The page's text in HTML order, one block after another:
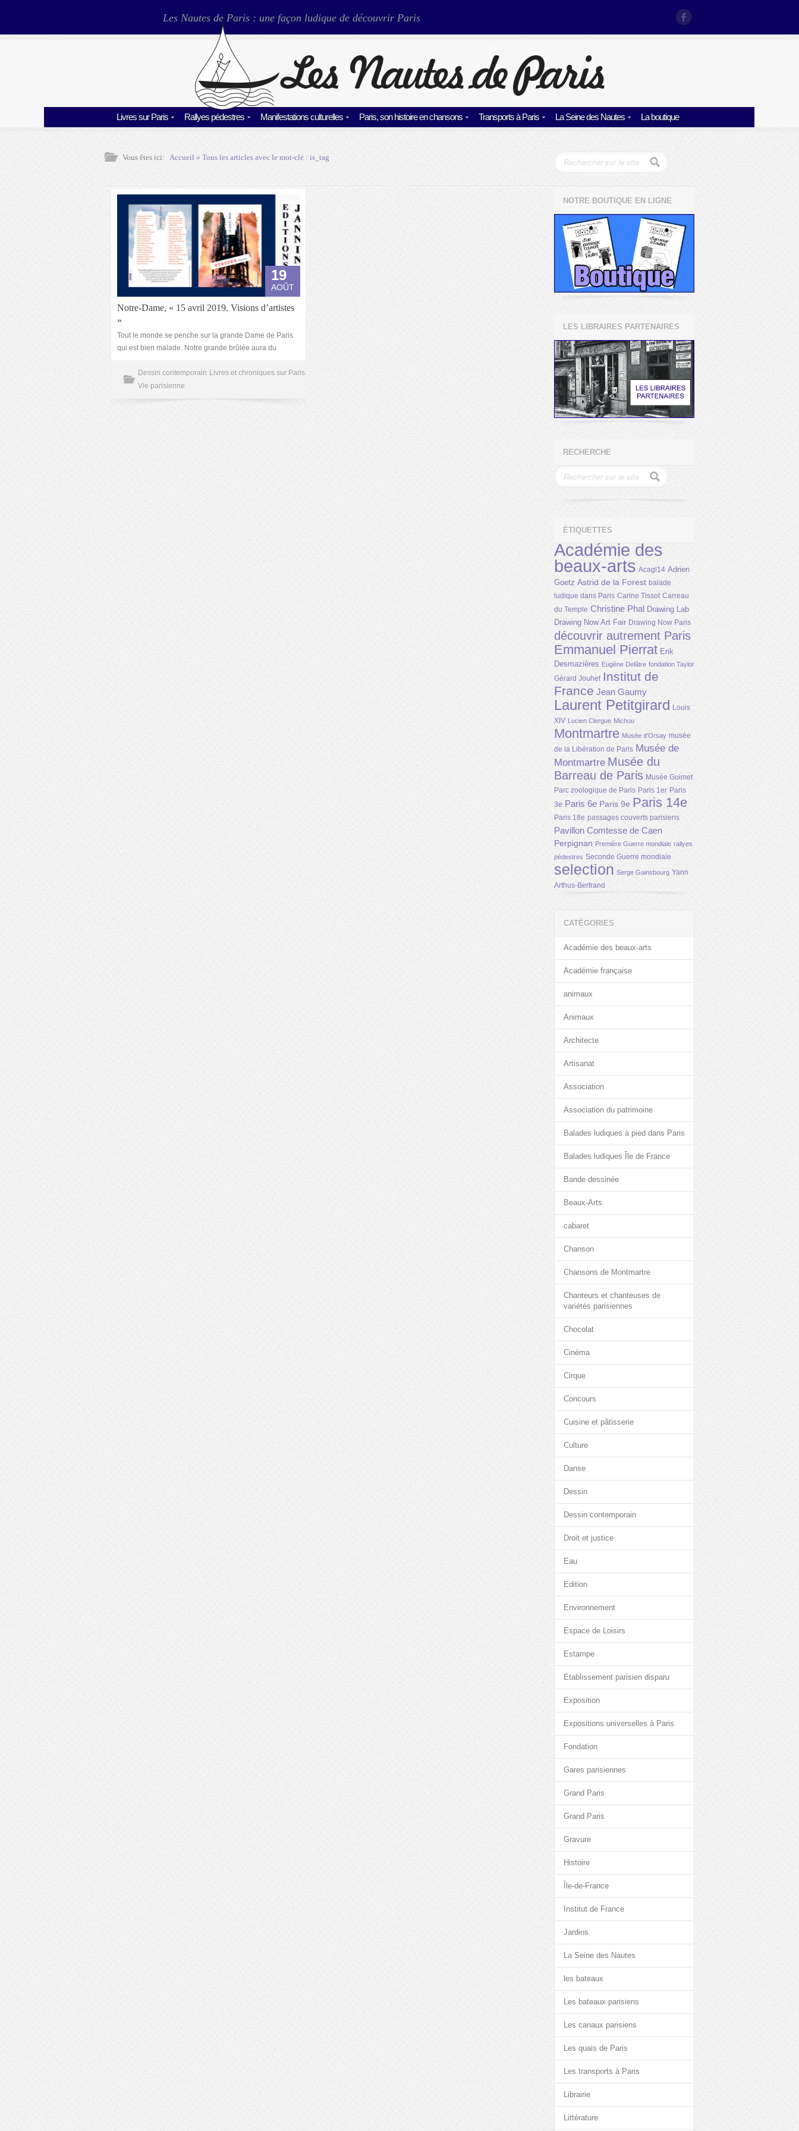
Les Nautes de Paris : une façon ludique de découvrir Paris
Livres sur Paris Rallyes pédestres Manifestations culturelles Paris, son histoire en chansons Transports à Paris La Seine des Nautes La boutique
Vous êtes ici: Accueil» Tous les articles avec le mot-clé :is_tag
19
AOÛT
Notre-Dame, « 15 avril 2019. Visions d’artistes
»
Tout le monde se penche sur la grande Dame de Paris
qui est bien malade. Notre grande brûlée aura du
Dessin contemporain Livres et chroniques sur Paris
Vie parisienne
NOTRE BOUTIQUE EN LIGNE
LES LIBRAIRES PARTENAIRES
RECHERCHE
ÉTIQUETTES
Académie des
beaux-arts Acagl14 Adrien
Goetz Astrid de la Forest balade
ludique dans Paris Carine Tissot Carreau
du Temple Christine Phal Drawing Lab
Drawing Now Art Fair Drawing Now Paris
découvrir autrement Paris
Emmanuel Pierrat Erik
Desmazières Eugène Delâtre fondation Taylor
Gérard Jouhet Institut de
France Jean Gaumy
Laurent Petitgirard Louis
XIV Lucien Clergue Michou
Montmartre Musée d'Orsay musée
de la Libération de Paris Musée de
Montmartre Musée du
Barreau de Paris Musée Guimet
Parc zoologique de Paris Paris 1er Paris
3e Paris 6e Paris 9e Paris 14e
Paris 18e passages couverts parisiens
Pavillon Comtesse de Caen
Perpignan Première Guerre mondiale rallyes
pédestres Seconde Guerre mondiale
selection Serge Gainsbourg Yann
Arthus-Bertrand
CATÉGORIES
Académie des beaux-arts
Académie française
animaux
Animaux
Architecte
Artisanat
Association
Association du patrimoine
Balades ludiques à pied dans Paris
Balades ludiques Île de France
Bande dessinée
Beaux-Arts
cabaret
Chanson
Chansons de Montmartre
Chanteurs et chanteuses de
variétés parisiennes
Chocolat
Cinéma
Cirque
Concours
Cuisine et pâtisserie
Culture
Danse
Dessin
Dessin contemporain
Droit et justice
Eau
Edition
Environnement
Espace de Loisirs
Estampe
Etablissement parisien disparu
Exposition
Expositions universelles à Paris
Fondation
Gares parisiennes
Grand Paris
Grand Paris
Gravure
Histoire
Île-de-France
Institut de France
Jardins
La Seine des Nautes
les bateaux
Les bateaux parisiens
Les canaux parisiens
Les quais de Paris
Les transports à Paris
Librairie
Littérature